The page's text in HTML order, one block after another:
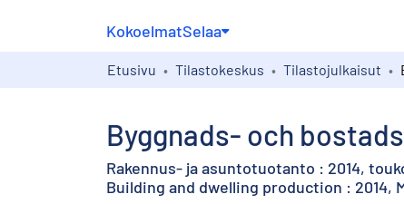
KokoelmatSelaa
Etusivu Tilastokeskus Tilastojulkaisut
Byggnads- och
Rakennus- ja asuntotuotanto : 2014,
Building and dwelling production : 2014,